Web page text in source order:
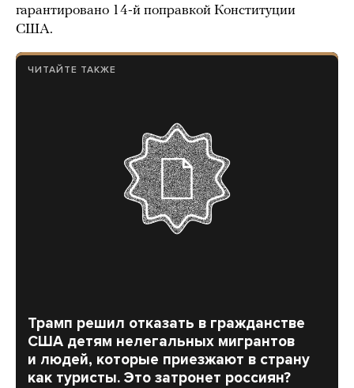
гарантировано 14-й поправкой Конституции
США.
ЧИТАЙТЕ ТАКЖЕ
Трамп решил отказать в гражданстве
США детям нелегальных мигрантов
и людей, которые приезжают в страну
как туристы. Это затронет россиян?